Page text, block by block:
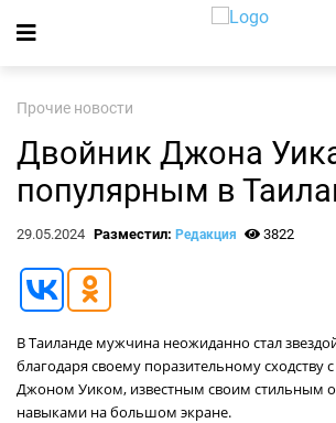
Прочие новости
Двойник Джона
популярным в
29.05.2024 Разместил: Редакция 3822
В Таиланде мужчина неожиданно стал
благодаря своему поразительному сходству
Джоном Уиком, известным своим стильным
навыками на большом экране.